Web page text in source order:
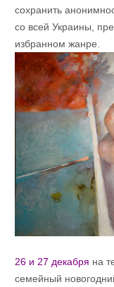
сохранить
со всей Украины,
избранном жанре.
26 и 27 декабря на
семейный